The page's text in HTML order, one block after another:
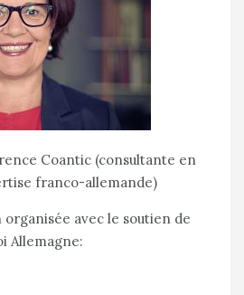
Coantic (consultante en
franco-allemande)
avec le soutien de
Allemagne: